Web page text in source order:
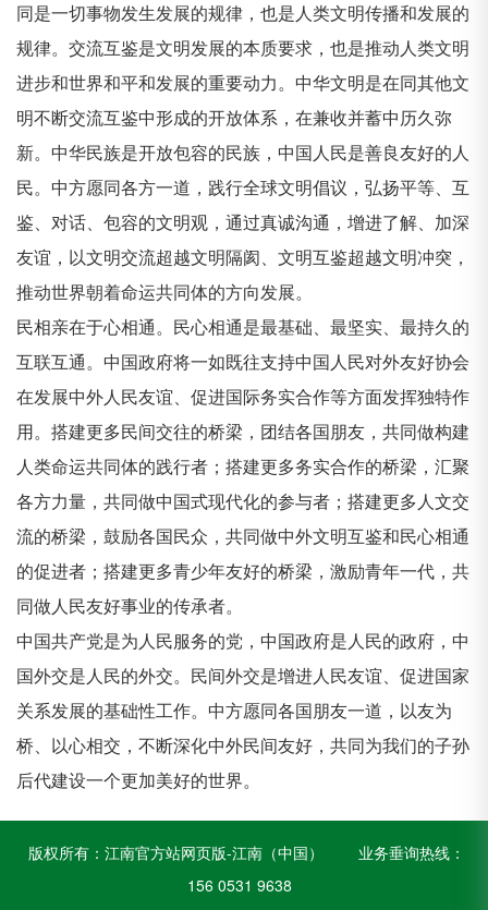
同是一切事物发生发展的规律，也是人类文明传播和发展的
规律。交流互鉴是文明发展的本质要求，也是推动人类文明
进步和世界和平和发展的重要动力。中华文明是在同其他文
明不断交流互鉴中形成的开放体系，在兼收并蓄中历久弥
新。中华民族是开放包容的民族，中国人民是善良友好的人
民。中方愿同各方一道，践行全球文明倡议，弘扬平等、互
鉴、对话、包容的文明观，通过真诚沟通，增进了解、加深
友谊，以文明交流超越文明隔阂、文明互鉴超越文明冲突，
推动世界朝着命运共同体的方向发展。
民相亲在于心相通。民心相通是最基础、最坚实、最持久的
互联互通。中国政府将一如既往支持中国人民对外友好协会
在发展中外人民友谊、促进国际务实合作等方面发挥独特作
用。搭建更多民间交往的桥梁，团结各国朋友，共同做构建
人类命运共同体的践行者；搭建更多务实合作的桥梁，汇聚
各方力量，共同做中国式现代化的参与者；搭建更多人文交
流的桥梁，鼓励各国民众，共同做中外文明互鉴和民心相通
的促进者；搭建更多青少年友好的桥梁，激励青年一代，共
同做人民友好事业的传承者。
中国共产党是为人民服务的党，中国政府是人民的政府，中
国外交是人民的外交。民间外交是增进人民友谊、促进国家
关系发展的基础性工作。中方愿同各国朋友一道，以友为
桥、以心相交，不断深化中外民间友好，共同为我们的子孙
后代建设一个更加美好的世界。
版权所有： 江南官方站网页版-江南（中国）
业务垂询热线：
156 0531 9638